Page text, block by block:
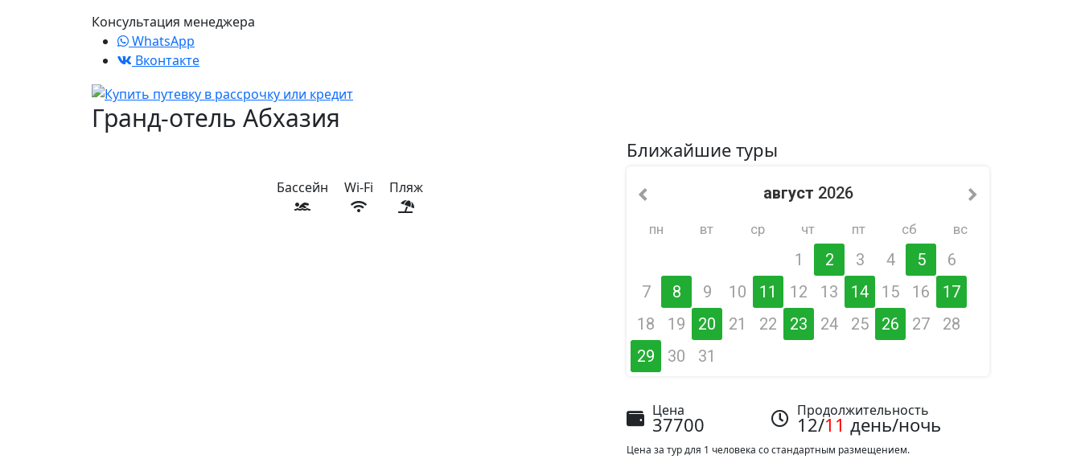
Консультация менеджера
WhatsApp
Вконтакте
Гранд-отель Абхазия
Бассейн Wi-Fi Пляж
Ближайшие туры
август 2026
пн вт ср чт пт сб вс
1 2 3 4 5
6
7
8 9 10 11 12 13 14 15 16
17
18
19 20 21 22 23 24 25 26 27
28
29
30 31
Цена
37700
Продолжительность
12/11 день/ночь
Цена за тур для 1 человека со стандартным размещением.